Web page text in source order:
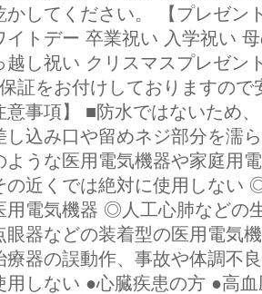
かしてください。 【プレゼン
イトデー 卒業祝い 入学祝い
越し祝い クリスマスプレゼン
証をお付けしておりますの
意事項】 ■防水ではないため
し込み口や留めネジ部分を濡
ような医用電気機器や家庭用
の近くでは絶対に使用しない
用電気機器 ◎人工心肺などの
眼器などの装着型の医用電
療器の誤動作、事故や体調不
用しない ●心臓疾患の方 ●高